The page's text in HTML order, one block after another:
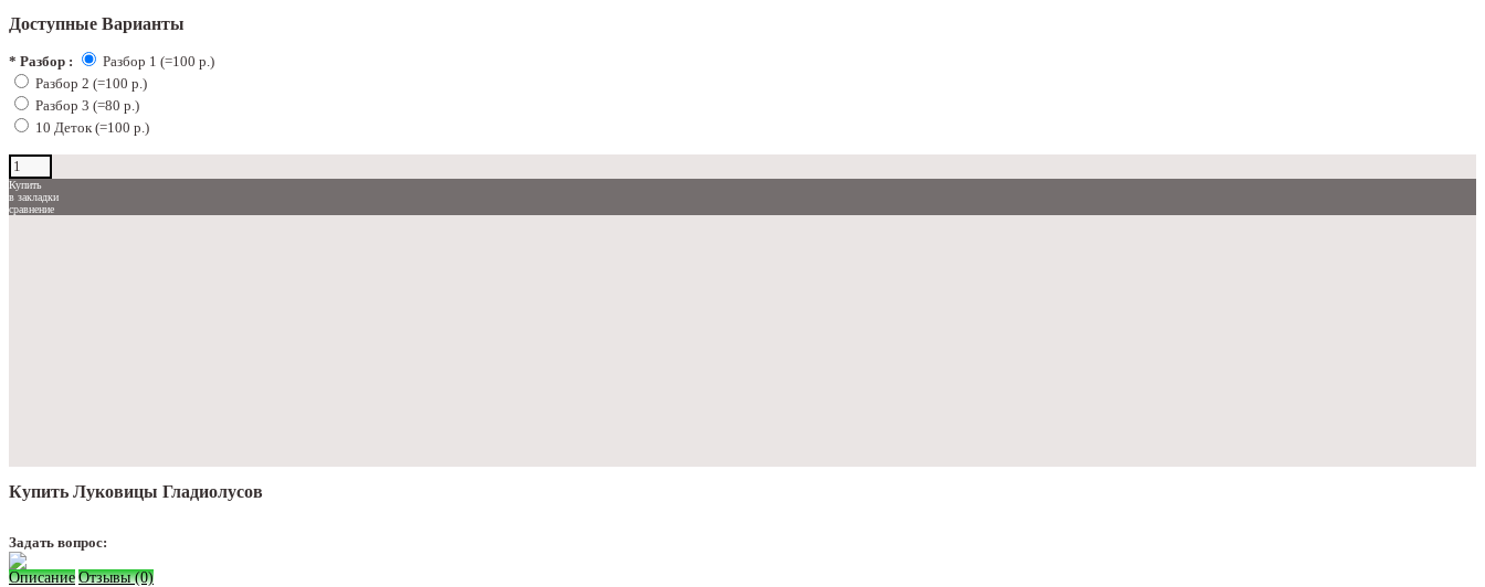
Доступные Варианты
* Разбор :
Разбор 1 (=100 р.)
Разбор 2 (=100 р.)
Разбор 3 (=80 р.)
10 Деток (=100 р.)
Купить
в закладки
сравнение
Купить Луковицы Гладиолусов
Задать вопрос:
Описание Отзывы (0)